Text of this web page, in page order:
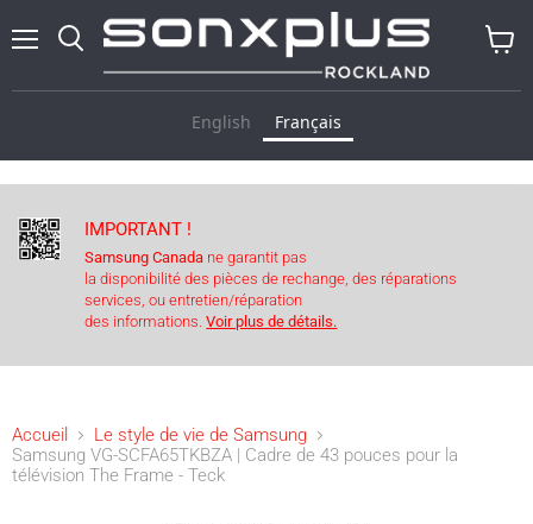
English Français
IMPORTANT !
Samsung Canada ne garantit pas
la disponibilité des pièces de rechange, des réparations
services, ou entretien/réparation
des informations.Voir plus de détails.
Accueil
Le style de vie de Samsung
Samsung VG-SCFA65TKBZA | Cadre de 43 pouces pour la
télévision The Frame - Teck